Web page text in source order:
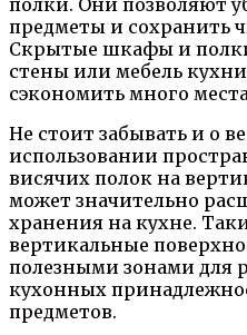
полки. Они позволяют
предметы и сохранить
Скрытые шкафы и
стены или мебель
сэкономить много
Не стоит забывать и о
использовании
висячих полок на
может значительно
хранения на кухне.
вертикальные
полезными зонами для
кухонных
предметов.